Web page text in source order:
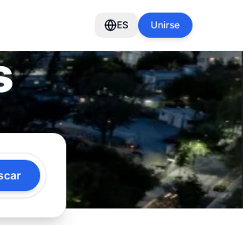
ES Unirse